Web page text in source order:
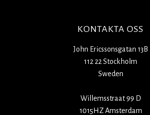
KONTAKTA OSS
John Ericssonsgatan 13B
112 22 Stockholm
Sweden
Willemsstraat 99 D
1015HZ Amsterdam